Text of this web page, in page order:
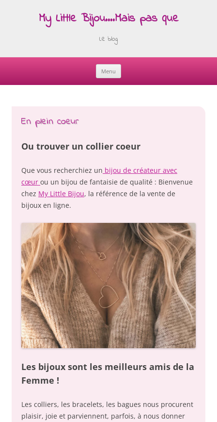
My Little Bijou….Mais pas que
Le blog
Menu
Skip
En plein coeur
Ou trouver un collier coeur
Que vous recherchiez un bijou de créateur avec
cœur ou un bijou de fantaisie de qualité : Bienvenue
chez My Little Bijou, la référence de la vente de
bijoux en ligne.
Les bijoux sont les meilleurs amis de la
Femme !
Les colliers, les bracelets, les bagues nous procurent
plaisir, joie et parviennent, parfois, à nous donner